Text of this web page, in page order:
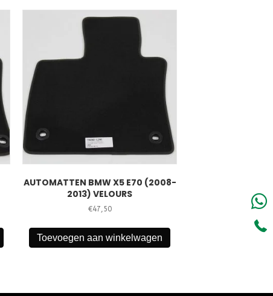
AUTOMATTEN BMW X5 E70 (2008-
2013) VELOURS
€47,50
Toevoegen aan winkelwagen